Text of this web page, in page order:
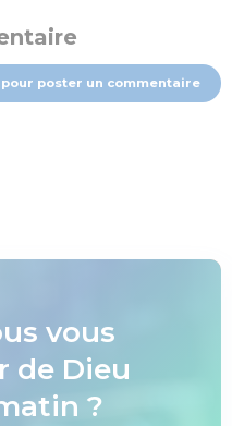
poster un commentaire
vous
de Dieu
?